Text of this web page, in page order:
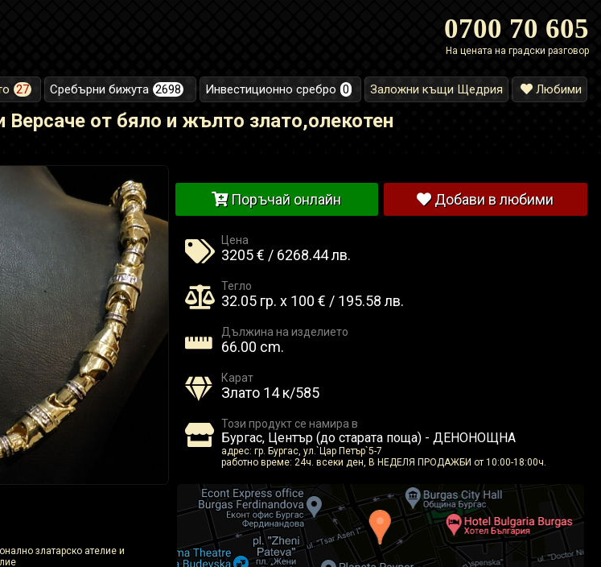
0700 70 605
На цената на градски разговор
27 Сребърни бижута 2698 Инвестиционно сребро 0 Заложни къщи Щедрия Любими
от бяло и жълто злато,олекотен
златарско ателие и
Поръчай онлайн Добави в любими
Цена
3205 € / 6268.44 лв.
Тегло
32.05 гр. x 100 € / 195.58 лв.
Дължина на изделието
66.00 cm.
Карат
Злато 14 к/585
Този продукт се намира в
Бургас, Център (до старата поща) - ДЕНОНОЩНА
адрес: гр. Бургас, ул.`Цар Петър`5-7
работно време: 24ч. всеки ден, В НЕДЕЛЯ ПРОДАЖБИ от 10:00-18:00ч.